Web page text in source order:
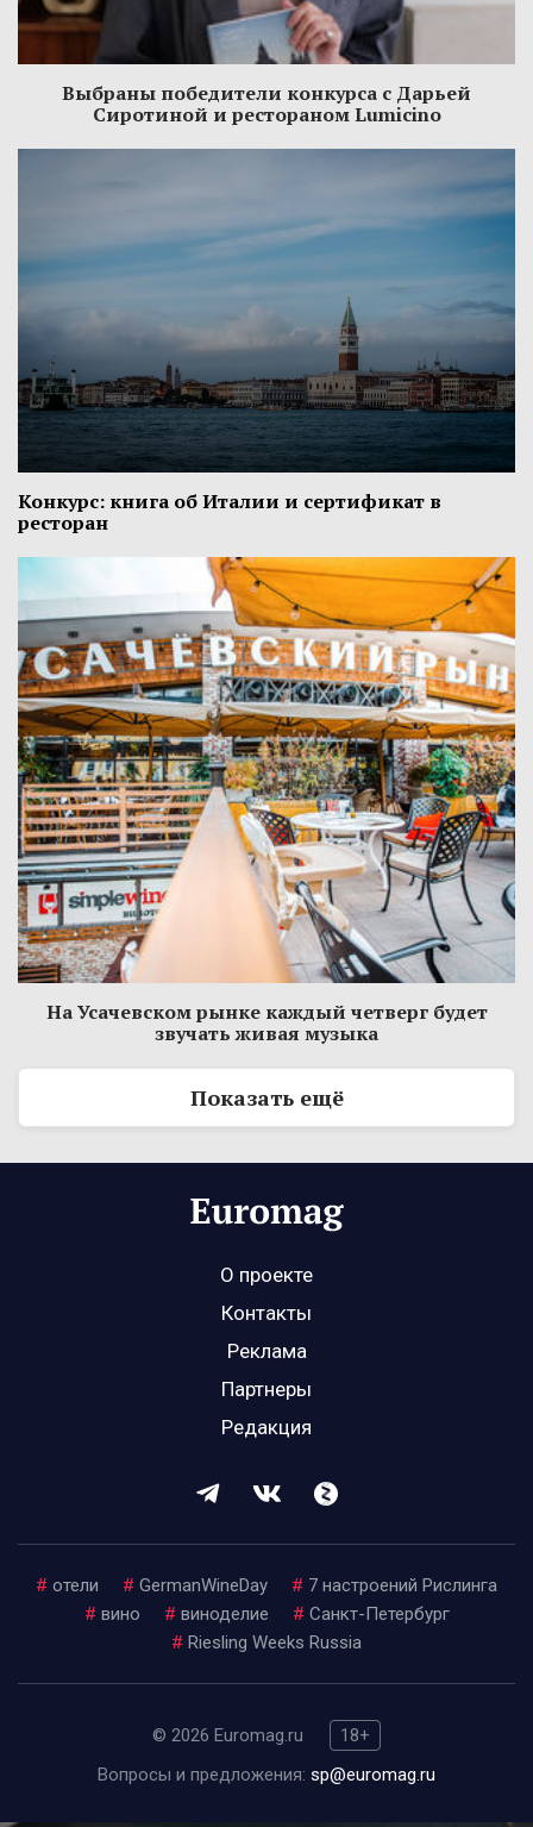
Выбраны победители конкурса с Дарьей
Сиротиной и рестораном Lumicino
Конкурс: книга об Италии и сертификат в
ресторан
На Усачевском рынке каждый четверг будет
звучать живая музыка
Показать ещё
О проекте
Контакты
Реклама
Партнеры
Редакция
# отели # GermanWineDay # 7 настроений Рислинга
# вино # виноделие # Санкт-Петербург
# Riesling Weeks Russia
© 2026 Euromag.ru
18+
Вопросы и предложения: sp@euromag.ru